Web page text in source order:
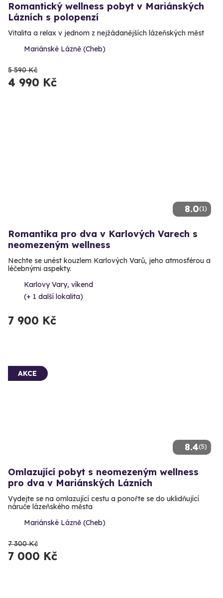
Romantický wellness pobyt v Mariánských
Lázních s polopenzí
Vitalita a relax v jednom z nejžádanějších lázeňských měst
Mariánské Lázně (Cheb)
5 590 Kč
4 990 Kč
8.0(1)
Romantika pro dva v Karlových Varech s
neomezeným wellness
Nechte se unést kouzlem Karlových Varů, jeho atmosférou a
léčebnými aspekty.
Karlovy Vary, víkend
(+ 1 další lokalita)
7 900 Kč
8.4(5)
AKCE
Omlazující pobyt s neomezeným wellness
pro dva v Mariánských Lázních
Vydejte se na omlazující cestu a ponořte se do uklidňující
náruče lázeňského města
Mariánské Lázně (Cheb)
7 300 Kč
7 000 Kč